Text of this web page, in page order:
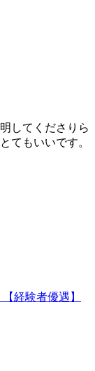
してくださりら
てもいいです。
経験者優遇】